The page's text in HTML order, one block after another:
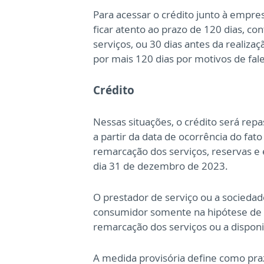
Para acessar o crédito junto à
ficar atento ao prazo de 120 dias,
serviços, ou 30 dias antes da
por mais 120 dias por motivos de
Crédito
Nessas situações, o crédito será
a partir da data de ocorrência do
remarcação dos serviços, reservas
dia 31 de dezembro de 2023.
O prestador de serviço ou a
consumidor somente na hipótese
remarcação dos serviços ou a
A medida provisória define como